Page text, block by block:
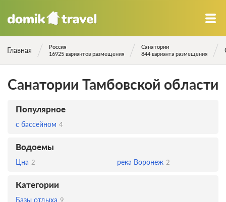
Главная
Россия
16925 вариантов размещения
Санатории
844 варианта размещения
Санатории Тамбовской области
Популярное
с бассейном 4
Водоемы
Цна 2 река Воронеж 2
Категории
Базы отдыха 9